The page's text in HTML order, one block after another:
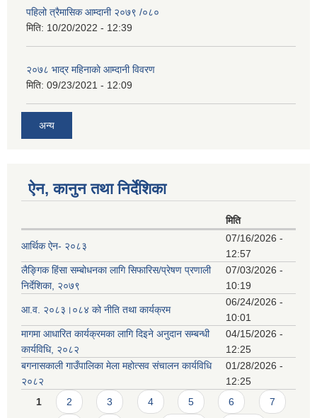
पहिलो त्रैमासिक आम्दानी २०७९ /०८०
मिति: 10/20/2022 - 12:39
२०७८ भाद्र महिनाकाे आम्दानी विवरण
मिति: 09/23/2021 - 12:09
अन्य
ऐन, कानुन तथा निर्देशिका
मिति
आर्थिक ऐन- २०८३
07/16/2026 -
12:57
लैङ्गिक हिंसा सम्बोधनका लागि सिफारिस/प्रेषण प्रणाली
निर्देशिका, २०७९
07/03/2026 -
10:19
आ.व. २०८३।०८४ को नीति तथा कार्यक्रम
06/24/2026 -
10:01
मागमा आधारित कार्यक्रमका लागि दिइने अनुदान सम्बन्धी
कार्यविधि, २०८२
04/15/2026 -
12:25
बगनासकाली गाउँपालिका मेला महोत्सव संचालन कार्यविधि
२०८२
01/28/2026 -
12:25
Pages
1 2 3 4 5 6 7